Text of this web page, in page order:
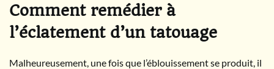
Comment remédier à
l’éclatement d’un tatouage
Malheureusement, une fois que l’éblouissement se produit, il